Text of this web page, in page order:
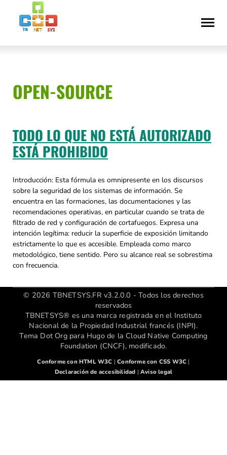
Saltar
contenido
Declaración
accesibilidad
OPEN-SOURCE
TODO LO QUE NO ESTÁ AUTORIZADO
ESTÁ PROHIBIDO
Introducción: Esta fórmula es omnipresente en los discursos
sobre la seguridad de los sistemas de información. Se
encuentra en las formaciones, las documentaciones y las
recomendaciones operativas, en particular cuando se trata de
filtrado de red y configuración de cortafuegos. Expresa una
intención legítima: reducir la superficie de exposición limitando
estrictamente lo que es accesible. Empleada como marco
metodológico, tiene sentido. Pero su alcance real se sobrestima
con frecuencia.
© 2026 TBNETSYS.FR v3.2.0.0 - Todos los derechos
reservados
TBNETSYS® es una marca registrada en el Instituto
Nacional de la Propiedad Industrial francés (INPI).
Tema Dot Org para Hugo de la Cloud Native Computing
Foundation (CNCF), modificado.
Conforme con HTML W3C |Conforme con CSS W3C |
Declaración de accesibilidad | Aviso legal